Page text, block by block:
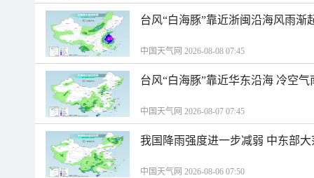
台风“白海豚”靠近浙闽沿海风雨渐
中国天气网 2026-08-08 07:45
台风“白海豚”靠近华东沿海 冷空
中国天气网 2026-08-07 07:45
我国降雨强度进一步减弱 中东部
中国天气网 2026-08-06 07:50